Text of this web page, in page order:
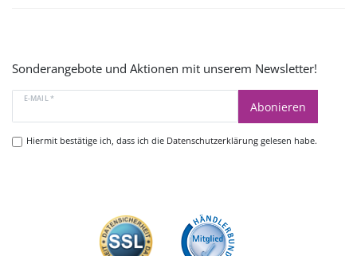
Sonderangebote und Aktionen mit unserem Newsletter!
E-MAIL *
Abonieren
Hiermit bestätige ich, dass ich die Datenschutzerklärunggelesen habe.